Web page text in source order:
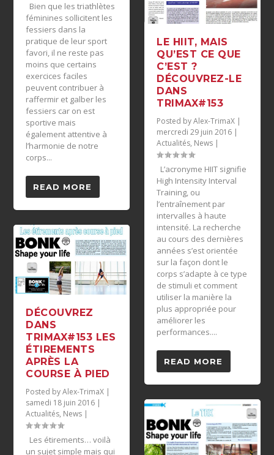
Bien que les triathlètes
féminines sollicitent les
fessiers dans la
pratique de leur sport
favori, il ne reste pas
moins que certains
exercices faciles
peuvent contribuer à
raffermir et galber les
fessiers car on est
sportive mais
également attentive à
l’harmonie de notre
corps...
READ MORE
DÉCOUVREZ
DANS
TRIMAX#153 LES
ÉTIREMENTS
APRÈS LA
COURSE À PIED
Posted byAlex-TrimaX |
samedi 18 juin 2016 |
Actualités, News |
Les étirements… voilà
un sujet simple mais qui
LE HIIT, MAIS
QU’EST CE QUE
C’EST ?
DÉCOUVREZ-LE
DANS
TRIMAX#153
Posted byAlex-TrimaX |
mercredi 29 juin 2016 |
Actualités, News |
L’acronyme HIIT signifie
High Intensity Interval
Training, ou
l’entraînement par
intervalles à haute
intensité. La recherche
au cours des dernières
années s’est orientée
sur la façon dont le
corps s’adapte à ce type
de stimuli et comment
utiliser la manière la
plus appropriée pour
améliorer les
performances....
READ MORE